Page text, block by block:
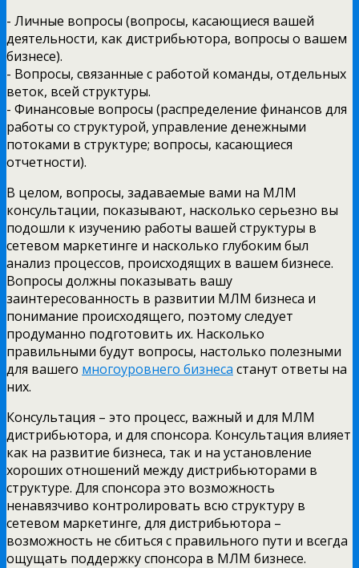
- Личные вопросы (вопросы, касающиеся вашей
деятельности, как дистрибьютора, вопросы о вашем
бизнесе).
- Вопросы, связанные с работой команды, отдельных
веток, всей структуры.
- Финансовые вопросы (распределение финансов для
работы со структурой, управление денежными
потоками в структуре; вопросы, касающиеся
отчетности).
В целом, вопросы, задаваемые вами на МЛМ
консультации, показывают, насколько серьезно вы
подошли к изучению работы вашей структуры в
сетевом маркетинге и насколько глубоким был
анализ процессов, происходящих в вашем бизнесе.
Вопросы должны показывать вашу
заинтересованность в развитии МЛМ бизнеса и
понимание происходящего, поэтому следует
продуманно подготовить их. Насколько
правильными будут вопросы, настолько полезными
для вашего многоуровнего бизнеса станут ответы на
них.
Консультация – это процесс, важный и для МЛМ
дистрибьютора, и для спонсора. Консультация влияет
как на развитие бизнеса, так и на установление
хороших отношений между дистрибьюторами в
структуре. Для спонсора это возможность
ненавязчиво контролировать всю структуру в
сетевом маркетинге, для дистрибьютора –
возможность не сбиться с правильного пути и всегда
ощущать поддержку спонсора в МЛМ бизнесе.